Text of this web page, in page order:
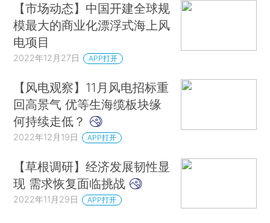
【市场动态】中国开建全球规
模最大的商业化漂浮式海上风
电项目
2022年12月27日 APP打开
【风电观察】11月风电招标重
回高景气 优等生海缆板块缘
何持续走低？
2022年12月19日 APP打开
【草根调研】经济发展韧性显
现 需求恢复面临挑战
2022年11月29日 APP打开